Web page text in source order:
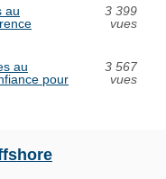
au
3 399
vues
au
pour
3 567
vues